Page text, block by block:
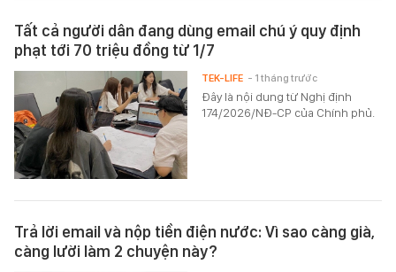
Tất cả người dân đang dùng email chú ý quy định
phạt tới 70 triệu đồng từ 1/7
Đây là nội dung từ Nghị định
174/2026/NĐ-CP của Chính phủ.
TEK-LIFE - 1 tháng trước
Trả lời email và nộp tiền điện nước: Vì sao càng già,
càng lười làm 2 chuyện này?